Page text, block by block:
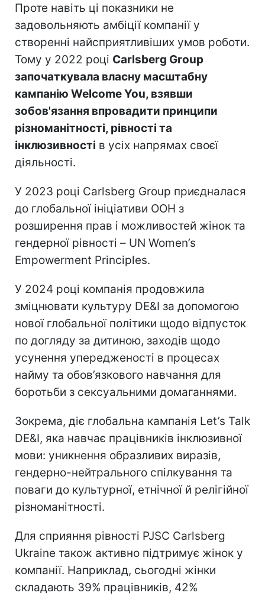
Проте навіть ці показники не
задовольняють амбіції компанії у
створенні найсприятливіших умов роботи.
Тому у 2022 році Carlsberg Group
започаткувала власну масштабну
кампанію Welcome You, взявши
зобов'язання впровадити принципи
різноманітності, рівності та
інклюзивності в усіх напрямах своєї
діяльності.
У 2023 році Carlsberg Group приєдналася
до глобальної ініціативи ООН з
розширення прав і можливостей жінок та
гендерної рівності – UN Women’s
Empowerment Principles.
У 2024 році компанія продовжила
зміцнювати культуру DE&I за допомогою
нової глобальної політики щодо відпусток
по догляду за дитиною, заходів щодо
усунення упередженості в процесах
найму та обов’язкового навчання для
боротьби з сексуальними домаганнями.
Зокрема, діє глобальна кампанія Let’s Talk
DE&I, яка навчає працівників інклюзивної
мови: уникнення образливих виразів,
гендерно-нейтрального спілкування та
поваги до культурної, етнічної й релігійної
різноманітності.
Для сприяння рівності PJSC Carlsberg
Ukraine також активно підтримує жінок у
компанії. Наприклад, сьогодні жінки
складають 39% працівників, 42%